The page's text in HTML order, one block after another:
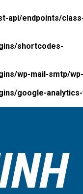
api/endpoints/
shortcodes-
wp-mail-smtp/
google-